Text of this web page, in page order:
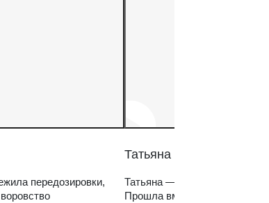
передозировки,
Татьяна
Татьяна — мама зависимого
Прошла вместе с ним путь